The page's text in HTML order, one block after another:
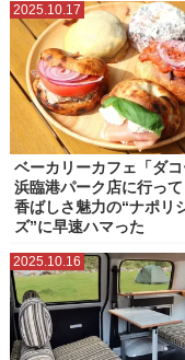
北仲ブリック＆ホワイト
帆船日本丸（日本丸メモリア
日本郵船氷川丸 横浜・三
横浜アンパンマンこどもミ
横浜ベイブリッジスカイウォ
横浜ランドマークタワー
横浜美術館 横浜赤レンガ
臨港パーク 象の鼻パーク
2025.10.17
ベーカリーカフェ「ダ
浜臨港パーク店に行って
香ばしさ魅力の“ナポリ
ズ”に早速ハマった
2025.10.16